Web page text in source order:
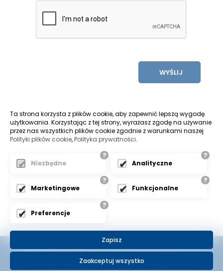
WYŚLIJ
ŻYCZYMY UDANYCH ZAKUPÓW
biuro@klimors.pl
+48 33 817 45 98
Ogólne Warunki Sprzedaży
Pozycjonowanie stron bielsko
Ta strona korzysta z plików cookie, aby zapewnić lepszą wygodę
użytkowania. Korzystając z tej strony, wyrażasz zgodę na używanie
przez nas wszystkich plików cookie zgodnie z warunkami naszej
Polityki plików cookie,Polityka prywatności.
?
Niezbędne
?
Analityczne
?
Marketingowe
?
Funkcjonalne
?
Preferencje
Zapisz
Zaakceptuj wszystko